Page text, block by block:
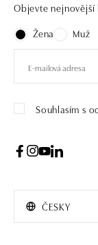
Objevte
Žena
Muž
Souhlasím s
ČESKY